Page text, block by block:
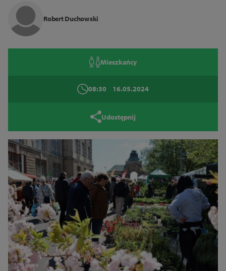
Tryb wysokiego kontrastu
Robert Duchowski
Mieszkańcy
08:30 16.05.2024
Udostępnij